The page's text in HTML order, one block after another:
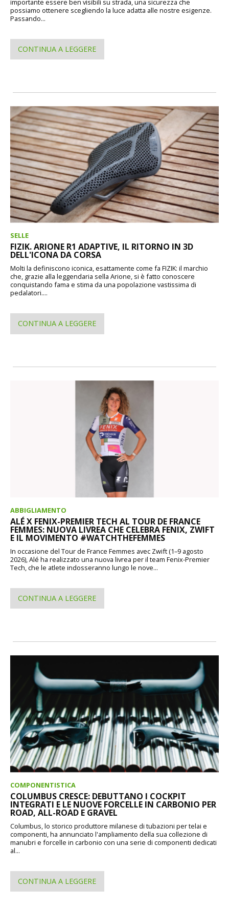
possiamo ottenere scegliendo la luce adatta alle nostre esigenze.
Passando...
CONTINUA A LEGGERE
SELLE
FIZIK. ARIONE R1 ADAPTIVE, IL RITORNO IN 3D
DELL'ICONA DA CORSA
Molti la definiscono iconica, esattamente come fa FIZIK: il marchio
che, grazie alla leggendaria sella Arione, si è fatto conoscere
conquistando fama e stima da una popolazione vastissima di
pedalatori....
CONTINUA A LEGGERE
ABBIGLIAMENTO
ALÉ X FENIX-PREMIER TECH AL TOUR DE FRANCE
FEMMES: NUOVA LIVREA CHE CELEBRA FENIX, ZWIFT
E IL MOVIMENTO #WATCHTHEFEMMES
In occasione del Tour de France Femmes avec Zwift (1–9 agosto
2026), Alé ha realizzato una nuova livrea per il team Fenix-Premier
Tech, che le atlete indosseranno lungo le nove...
CONTINUA A LEGGERE
COMPONENTISTICA
COLUMBUS CRESCE: DEBUTTANO I COCKPIT
INTEGRATI E LE NUOVE FORCELLE IN CARBONIO PER
ROAD, ALL-ROAD E GRAVEL
Columbus, lo storico produttore milanese di tubazioni per telai e
componenti, ha annunciato l'ampliamento della sua collezione di
manubri e forcelle in carbonio con una serie di componenti dedicati
al...
CONTINUA A LEGGERE